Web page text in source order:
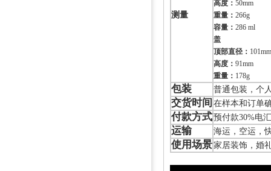
测量
高度： 50mm
重量： 266g
容量： 286 ml
盖
顶部直径： 101mm
高度： 91mm
重量： 178g
包装 普通包装，个
交货时间 在样本和订单
付款方式预付款30%电
运输 海运，空运，
使用场景家居装饰，婚